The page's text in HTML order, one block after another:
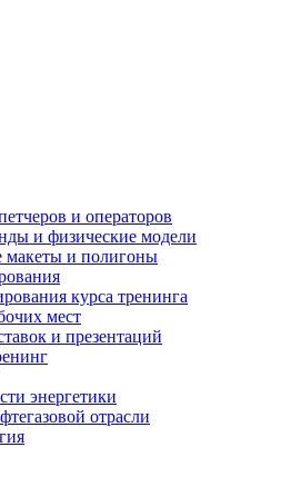
тренажерных комплексов
и операторов
и физические модели
макеты и полигоны
курса тренинга
мест
и презентаций
энергетики
отрасли